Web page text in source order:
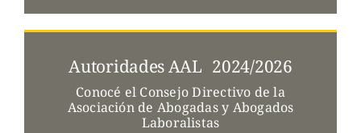
Autoridades AAL 2024/2026
Conocé el Consejo Directivo de la
Asociación de Abogadas y Abogados
Laboralistas